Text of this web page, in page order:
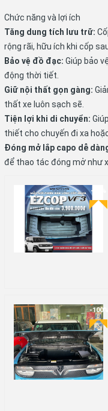
Chức năng và lợi ích
Tăng dung tích lưu trữ:
rộng rãi, hữu ích khi cốp
Bảo vệ đồ đạc: Giúp bảo
động thời tiết.
Giữ nội thất gọn gàng:
thất xe luôn sạch sẽ.
Tiện lợi khi di chuyển:
thiết cho chuyến đi xa
Đóng mở lắp capo dễ
để thao tác đóng mở như
-16%
-100%